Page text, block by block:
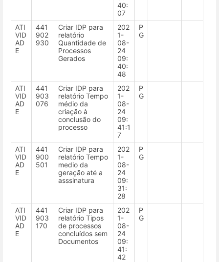
40:
07
ATI
VID
AD
E
441
902
930
Criar IDP para
relatório
Quantidade de
Processos
Gerados
202
1-
08-
24
09:
40:
48
P
G
ATI
VID
AD
E
441
903
076
Criar IDP para
relatório Tempo
médio da
criação à
conclusão do
processo
202
1-
08-
24
09:
41:1
7
P
G
ATI
VID
AD
E
441
900
501
Criar IDP para
relatório Tempo
medio da
geração até a
asssinatura
202
1-
08-
24
09:
31:
28
P
G
ATI
VID
AD
E
441
903
170
Criar IDP para
relatório Tipos
de processos
concluídos sem
Documentos
202
1-
08-
24
09:
41:
42
P
G